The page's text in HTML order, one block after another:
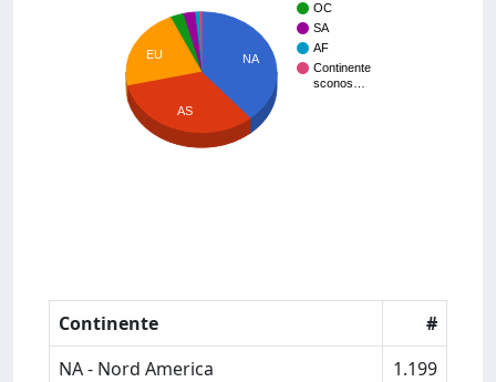
OC
SA
AF
Continente
sconos…
NA
EU
AS
Continente
#
NA - Nord America
1.199